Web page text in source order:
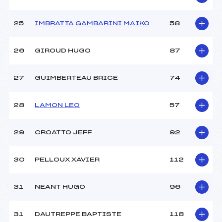
25 IMBRATTA GAMBARINI MAIKO 58
26 GIROUD HUGO 87
27 GUIMBERTEAU BRICE 74
28 LAMON LEO 57
29 CROATTO JEFF 92
30 PELLOUX XAVIER 112
31 NEANT HUGO 96
31 DAUTREPPE BAPTISTE 118